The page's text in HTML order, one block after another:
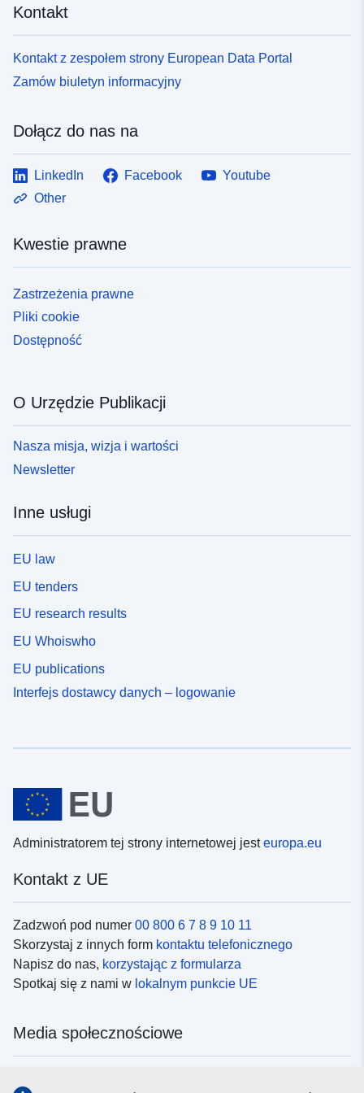
Kontakt
Kontakt z zespołem strony European Data Portal
Zamów biuletyn informacyjny
Dołącz do nas na
LinkedIn Facebook
Youtube
Other
Kwestie prawne
Zastrzeżenia prawne
Pliki cookie
Dostępność
O Urzędzie Publikacji
Nasza misja, wizja i wartości
Newsletter
Inne usługi
EU law
EU tenders
EU research results
EU Whoiswho
EU publications
Interfejs dostawcy danych – logowanie
Administratorem tej strony internetowej jesteuropa.eu
Kontakt z UE
Zadzwoń pod numer 00 800 6 7 8 9 10 11
Skorzystaj z innych form kontaktu telefonicznego
Napisz do nas, korzystając z formularza
Spotkaj się z nami w lokalnym punkcie UE
Media społecznościowe